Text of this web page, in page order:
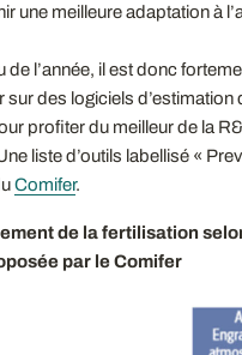
une meilleure adaptation à
de l’année, il est donc
sur des logiciels d’estimation
profiter du meilleur de la
liste d’outils labellisé «
Comifer.
de la fertilisation
par le Comifer